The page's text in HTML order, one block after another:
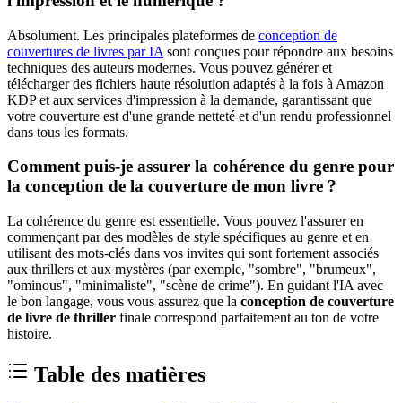
Absolument. Les principales plateformes de conception de
couvertures de livres par IA sont conçues pour répondre aux besoins
techniques des auteurs modernes. Vous pouvez générer et
télécharger des fichiers haute résolution adaptés à la fois à Amazon
KDP et aux services d'impression à la demande, garantissant que
votre couverture est d'une grande netteté et d'un rendu professionnel
dans tous les formats.
Comment puis-je assurer la cohérence du genre pour
la conception de la couverture de mon livre ?
La cohérence du genre est essentielle. Vous pouvez l'assurer en
commençant par des modèles de style spécifiques au genre et en
utilisant des mots-clés dans vos invites qui sont fortement associés
aux thrillers et aux mystères (par exemple, "sombre", "brumeux",
"ominous", "minimaliste", "scène de crime"). En guidant l'IA avec
le bon langage, vous vous assurez que la conception de couverture
de livre de thriller finale correspond parfaitement au ton de votre
histoire.
Table des matières